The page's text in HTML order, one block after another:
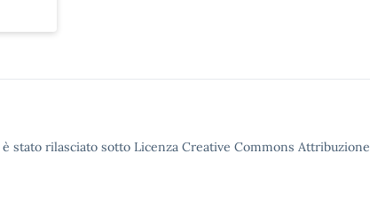
stato rilasciato sotto Licenza Creative Commons